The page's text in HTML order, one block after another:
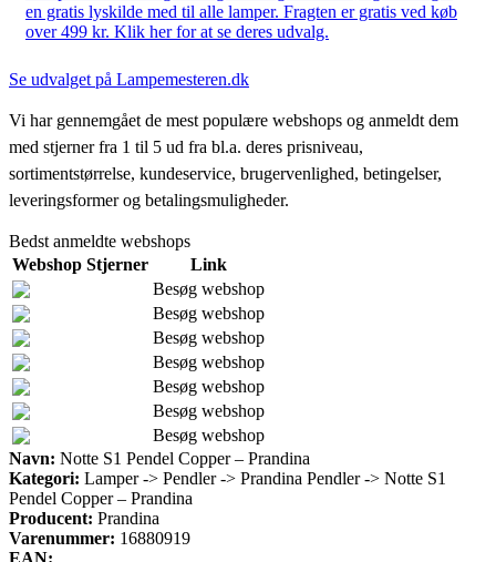
en gratis lyskilde med til alle lamper. Fragten er gratis ved køb
over 499 kr. Klik her for at se deres udvalg.
Se udvalget på Lampemesteren.dk
Vi har gennemgået de mest populære webshops og anmeldt dem
med stjerner fra 1 til 5 ud fra bl.a. deres prisniveau,
sortimentstørrelse, kundeservice, brugervenlighed, betingelser,
leveringsformer og betalingsmuligheder.
Bedst anmeldte webshops
Webshop Stjerner
Link
Besøg webshop
Besøg webshop
Besøg webshop
Besøg webshop
Besøg webshop
Besøg webshop
Besøg webshop
Navn: Notte S1 Pendel Copper – Prandina
Kategori: Lamper -> Pendler -> Prandina Pendler -> Notte S1
Pendel Copper – Prandina
Producent: Prandina
Varenummer: 16880919
EAN: